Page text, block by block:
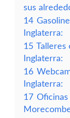
sus
14
Inglaterra:
15 Talleres
Inglaterra:
16
Inglaterra:
17 Oficinas